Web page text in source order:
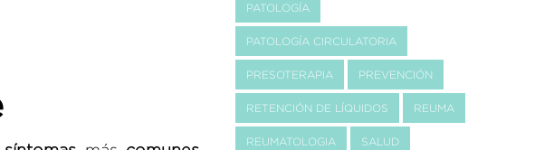
PATOLOGÍA
PATOLOGÍA CIRCULATORIA
PRESOTERAPIA PREVENCIÓN
RETENCIÓN DE LÍQUIDOS REUMA
REUMATOLOGIA SALUD